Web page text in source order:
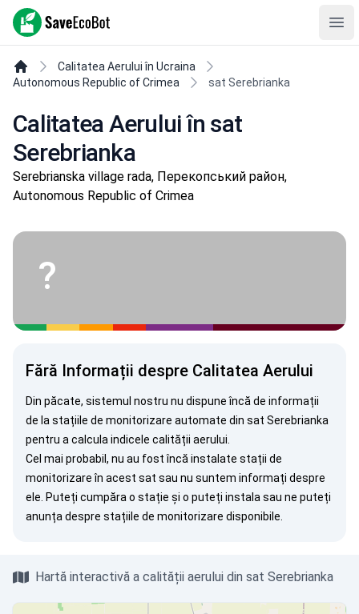
SaveEcoBot
Calitatea Aerului în Ucraina
Autonomous Republic of Crimea
sat Serebrianka
Calitatea Aerului în sat
Serebrianka
Serebrianska village rada, Перекопський район,
Autonomous Republic of Crimea
?
Fără Informații despre Calitatea Aerului
Din păcate, sistemul nostru nu dispune încă de informații
de la stațiile de monitorizare automate din sat Serebrianka
pentru a calcula indicele calității aerului.
Cel mai probabil, nu au fost încă instalate stații de
monitorizare în acest sat sau nu suntem informați despre
ele. Puteți cumpăra o stație și o puteți instala sau ne puteți
anunța despre stațiile de monitorizare disponibile.
Hartă interactivă a calității aerului din sat Serebrianka